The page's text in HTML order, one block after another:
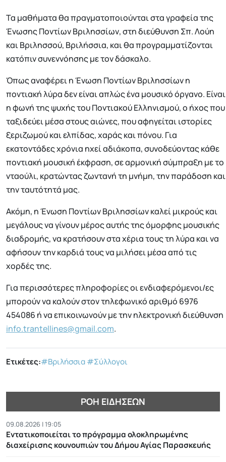
Τα μαθήματα θα πραγματοποιούνται στα γραφεία της
Ένωσης Ποντίων Βριλησσίων, στη διεύθυνση Σπ. Λούη
και Βριλησσού, Βριλήσσια, και θα προγραμματίζονται
κατόπιν συνεννόησης με τον δάσκαλο.
Όπως αναφέρει η Ένωση Ποντίων Βριλησσίων η
ποντιακή λύρα δεν είναι απλώς ένα μουσικό όργανο. Είναι
η φωνή της ψυχής του Ποντιακού Ελληνισμού, ο ήχος που
ταξιδεύει μέσα στους αιώνες, που αφηγείται ιστορίες
ξεριζωμού και ελπίδας, χαράς και πόνου. Για
εκατοντάδες χρόνια ηχεί αδιάκοπα, συνοδεύοντας κάθε
ποντιακή μουσική έκφραση, σε αρμονική σύμπραξη με το
νταούλι, κρατώντας ζωντανή τη μνήμη, την παράδοση και
την ταυτότητά μας.
Ακόμη, η Ένωση Ποντίων Βριλησσίων καλεί μικρούς και
μεγάλους να γίνουν μέρος αυτής της όμορφης μουσικής
διαδρομής, να κρατήσουν στα χέρια τους τη λύρα και να
αφήσουν την καρδιά τους να μιλήσει μέσα από τις
χορδές της.
Για περισσότερες πληροφορίες οι ενδιαφερόμενοι/ες
μπορούν να καλούν στον τηλεφωνικό αριθμό 6976
454086 ή να επικοινωνούν με την ηλεκτρονική διεύθυνση
info.trantellines@gmail.com.
Ετικέτες:#Βριλήσσια#Σύλλογοι
ΡΟΉ ΕΙΔΉΣΕΩΝ
09.08.2026 | 19:05
Εντατικοποιείται το πρόγραμμα ολοκληρωμένης
διαχείρισης κουνουπιών του Δήμου Αγίας Παρασκευής